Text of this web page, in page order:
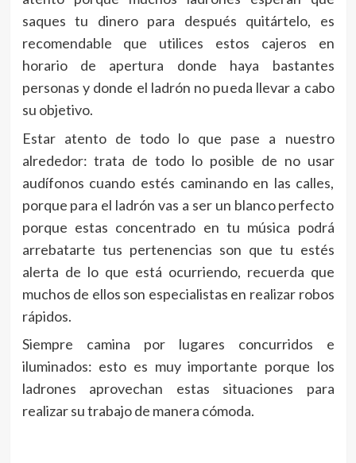
saques tu dinero para después quitártelo, es
recomendable que utilices estos cajeros en
horario de apertura donde haya bastantes
personas y donde el ladrón no pueda llevar a cabo
su objetivo.
Estar atento de todo lo que pase a nuestro
alrededor: trata de todo lo posible de no usar
audífonos cuando estés caminando en las calles,
porque para el ladrón vas a ser un blanco perfecto
porque estas concentrado en tu música podrá
arrebatarte tus pertenencias son que tu estés
alerta de lo que está ocurriendo, recuerda que
muchos de ellos son especialistas en realizar robos
rápidos.
Siempre camina por lugares concurridos e
iluminados: esto es muy importante porque los
ladrones aprovechan estas situaciones para
realizar su trabajo de manera cómoda.